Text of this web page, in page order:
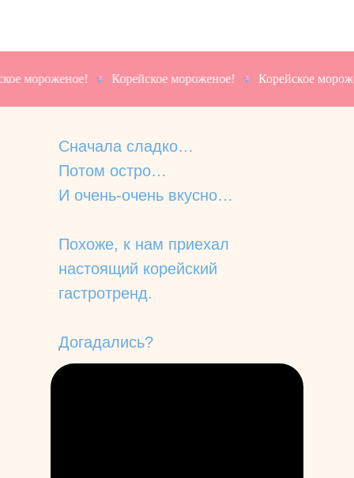
мороженое! Корейское мороженое! Корейское
Сначала сладко…
Потом остро…
И очень-очень вкусно…
Похоже, к нам приехал
настоящий корейский
гастротренд.
Догадались?